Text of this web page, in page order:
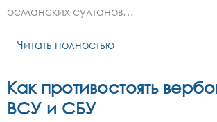
османских султанов…
Читать полностью
Как противостоять
ВСУ и СБУ